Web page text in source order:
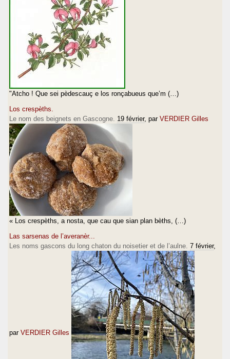
"Atcho ! Que sei pèdescauç e los ronçabueus que’m (…)
Los crespèths.
Le nom des beignets en Gascogne. 19 février, par VERDIER Gilles
« Los crespèths, a nosta, que cau que sian plan bèths, (…)
Las sarsenas de l’averanèr...
Les noms gascons du long chaton du noisetier et de l’aulne. 7 février,
par VERDIER Gilles